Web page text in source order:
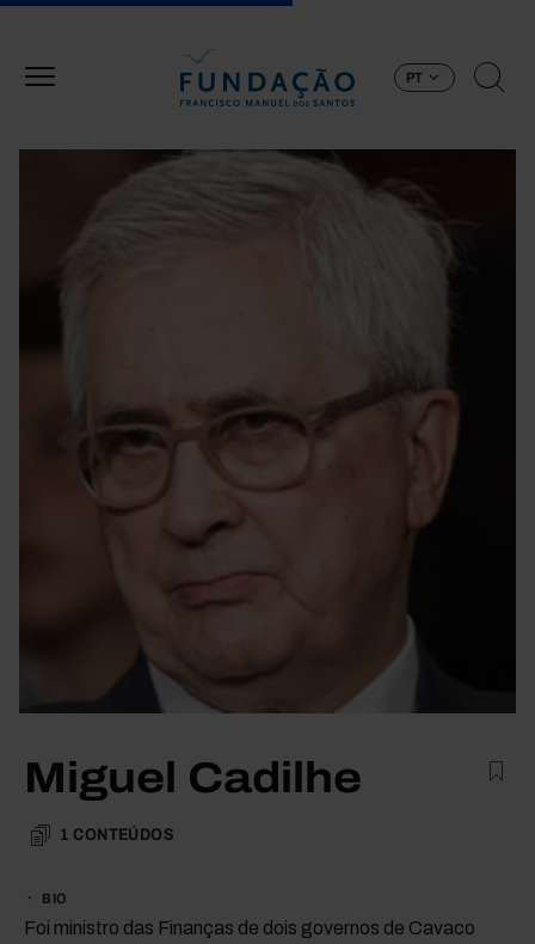
PT
Miguel Cadilhe
1 CONTEÚDOS
BIO
Foi ministro das Finanças de dois governos de Cavaco